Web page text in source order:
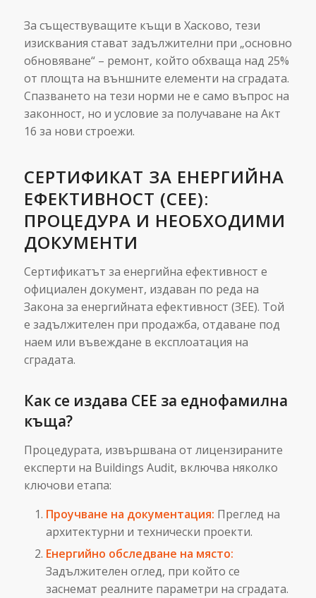
За съществуващите къщи в Хасково, тези
изисквания стават задължителни при „основно
обновяване“ – ремонт, който обхваща над 25%
от площта на външните елементи на сградата.
Спазването на тези норми не е само въпрос на
законност, но и условие за получаване на Акт
16 за нови строежи.
СЕРТИФИКАТ ЗА ЕНЕРГИЙНА
ЕФЕКТИВНОСТ (СЕЕ):
ПРОЦЕДУРА И НЕОБХОДИМИ
ДОКУМЕНТИ
Сертификатът за енергийна ефективност е
официален документ, издаван по реда на
Закона за енергийната ефективност (ЗЕЕ). Той
е задължителен при продажба, отдаване под
наем или въвеждане в експлоатация на
сградата.
Как се издава СЕЕ за еднофамилна
къща?
Процедурата, извършвана от лицензираните
експерти на Buildings Audit, включва няколко
ключови етапа:
Проучване на документация: Преглед на
архитектурни и технически проекти.
Енергийно обследване на място:
Задължителен оглед, при който се
заснемат реалните параметри на сградата.